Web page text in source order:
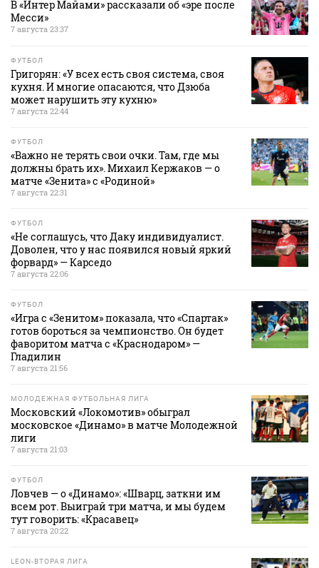
В «Интер Майами» рассказали об «эре после
Месси»
7 августа 23:37
ФУТБОЛ
Григорян: «У всех есть своя система, своя
кухня. И многие опасаются, что Дзюба
может нарушить эту кухню»
7 августа 22:44
ФУТБОЛ
«Важно не терять свои очки. Там, где мы
должны брать их». Михаил Кержаков — о
матче «Зенита» с «Родиной»
7 августа 22:31
ФУТБОЛ
«Не соглашусь, что Даку индивидуалист.
Доволен, что у нас появился новый яркий
форвард» — Карседо
7 августа 22:06
ФУТБОЛ
«Игра с «Зенитом» показала, что «Спартак»
готов бороться за чемпионство. Он будет
фаворитом матча с «Краснодаром» —
Гладилин
7 августа 21:56
МОЛОДЕЖНАЯ ФУТБОЛЬНАЯ ЛИГА
Московский «Локомотив» обыграл
московское «Динамо» в матче Молодежной
лиги
7 августа 21:03
ФУТБОЛ
Ловчев — о «Динамо»: «Шварц, заткни им
всем рот. Выиграй три матча, и мы будем
тут говорить: «Красавец»
7 августа 20:22
LEON-ВТОРАЯ ЛИГА